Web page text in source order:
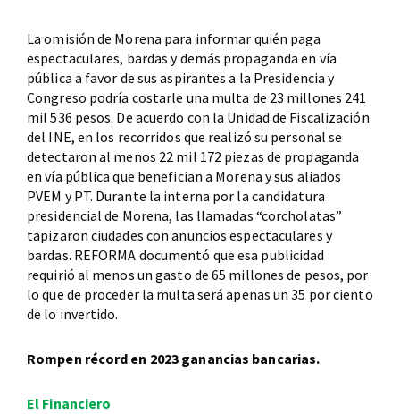
La omisión de Morena para informar quién paga
espectaculares, bardas y demás propaganda en vía
pública a favor de sus aspirantes a la Presidencia y
Congreso podría costarle una multa de 23 millones 241
mil 536 pesos. De acuerdo con la Unidad de Fiscalización
del INE, en los recorridos que realizó su personal se
detectaron al menos 22 mil 172 piezas de propaganda
en vía pública que benefician a Morena y sus aliados
PVEM y PT. Durante la interna por la candidatura
presidencial de Morena, las llamadas “corcholatas”
tapizaron ciudades con anuncios espectaculares y
bardas. REFORMA documentó que esa publicidad
requirió al menos un gasto de 65 millones de pesos, por
lo que de proceder la multa será apenas un 35 por ciento
de lo invertido.
Rompen récord en 2023 ganancias bancarias.
El Financiero